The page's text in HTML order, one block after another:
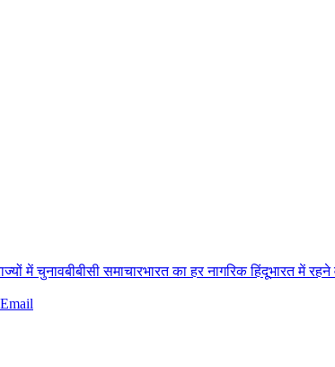
में चुनावबीबीसी समाचारभारत का हर नागरिक हिंदूभारत में रहने
Email